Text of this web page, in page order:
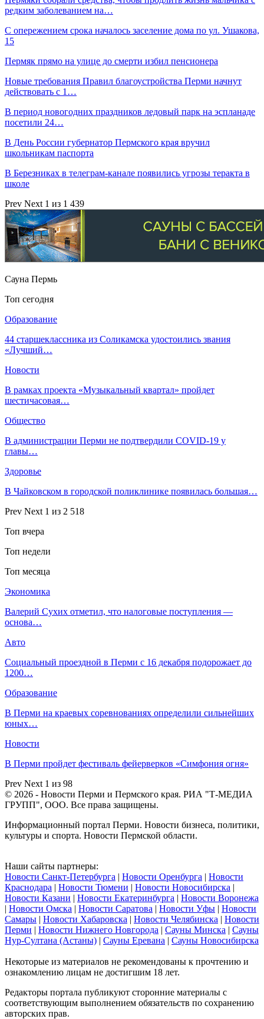
редким заболеванием на…
С опережением срока началось заселение дома по ул. Ушакова,
15
Пермяк прямо на улице до смерти избил пенсионера
Новые требования Правил благоустройства Перми начнут
действовать с 1…
В период новогодних праздников ледовый парк на эспланаде
посетили 24…
В День России губернатор Пермского края вручил
школьникам паспорта
В Березниках в телеграм-канале появились угрозы теракта в
школе
Prev Next 1 из 1 439
Сауна Пермь
Топ сегодня
Образование
44 старшеклассника из Соликамска удостоились звания
«Лучший…
Новости
В рамках проекта «Музыкальный квартал» пройдет
шестичасовая…
Общество
В администрации Перми не подтвердили COVID-19 у
главы…
Здоровье
В Чайковском в городской поликлинике появилась большая…
Prev Next 1 из 2 518
Топ вчера
Топ недели
Топ месяца
Экономика
Валерий Сухих отметил, что налоговые поступления —
основа…
Авто
Социальный проездной в Перми с 16 декабря подорожает до
1200…
Образование
В Перми на краевых соревнованиях определили сильнейших
юных…
Новости
В Перми пройдет фестиваль фейерверков «Симфония огня»
Prev Next 1 из 98
© 2026 - Новости Перми и Пермского края. РИА "Т-МЕДИА
ГРУПП", ООО. Все права защищены.
Информационный портал Перми. Новости бизнеса, политики,
культуры и спорта. Новости Пермской области.
Наши сайты партнеры:
Новости Санкт-Петербурга | Новости Оренбурга | Новости
Краснодара | Новости Тюмени | Новости Новосибирска |
Новости Казани | Новости Екатеринбурга | Новости Воронежа
| Новости Омска | Новости Саратова | Новости Уфы | Новости
Самары | Новости Хабаровска | Новости Челябинска | Новости
Перми | Новости Нижнего Новгорода | Сауны Минска | Сауны
Нур-Султана (Астаны) | Сауны Еревана | Сауны Новосибирска
Некоторые из материалов не рекомендованы к прочтению и
ознакомлению лицам не достигшим 18 лет.
Редакторы портала публикуют сторонние материалы с
соответствующим выполнением обязательств по сохранению
авторских прав.